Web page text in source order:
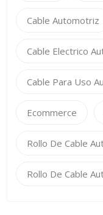
Cable Automotriz
Cable Electrico
Cable Para Uso
Ecommerce
Rollo De Cable
Rollo De Cable